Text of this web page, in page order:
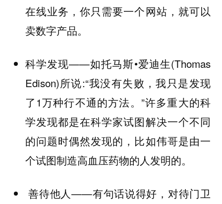
在线业务，你只需要一个网站，就可以
卖数字产品。
科学发现——如托马斯•爱迪生(Thomas
Edison)所说:“我没有失败，我只是发现
了1万种行不通的方法。”许多重大的科
学发现都是在科学家试图解决一个不同
的问题时偶然发现的，比如伟哥是由一
个试图制造高血压药物的人发明的。
善待他人——有句话说得好，对待门卫